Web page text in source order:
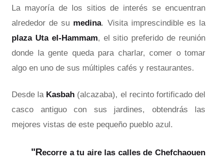
La mayoría de los sitios de interés se encuentran
alrededor de su medina. Visita imprescindible es la
plaza Uta el-Hammam, el sitio preferido de reunión
donde la gente queda para charlar, comer o tomar
algo en uno de sus múltiples cafés y restaurantes.
Desde la Kasbah (alcazaba), el recinto fortificado del
casco antiguo con sus jardines, obtendrás las
mejores vistas de este pequeño pueblo azul.
"Recorre a tu aire las calles de Chefchaouen